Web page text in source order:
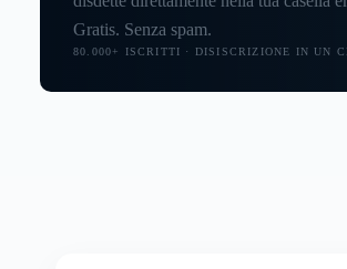
Gratis. Senza spam.
80.000+ ISCRITTI · DISISCRIZIONE IN UN